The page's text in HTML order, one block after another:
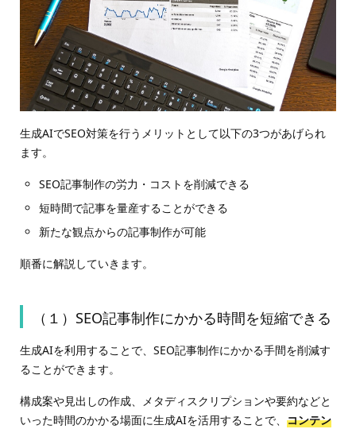
生成AIでSEO対策を行うメリットとして以下の3つがあげられ
ます。
SEO記事制作の労力・コストを削減できる
短時間で記事を量産することができる
新たな観点からの記事制作が可能
順番に解説していきます。
（１）SEO記事制作にかかる時間を短縮できる
生成AIを利用することで、SEO記事制作にかかる手間を削減す
ることができます。
構成案や見出しの作成、メタディスクリプションや要約などと
いった時間のかかる場面に生成AIを活用することで、 コンテン